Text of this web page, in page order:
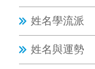
姓名學流派
姓名與運勢